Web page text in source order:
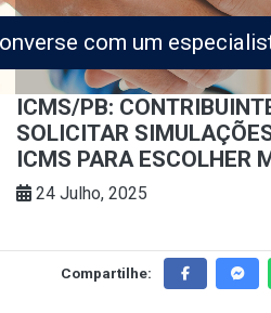
Converse com um
ICMS/PB:
SOLICITAR
ICMS PARA ESCOLHER
24 Julho, 2025
Compartilhe: